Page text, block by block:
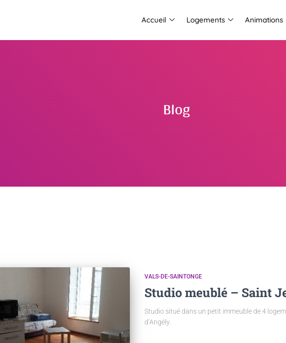
Accueil Logements Animations
Blog
VALS-DE-SAINTONGE
Studio meublé – Saint
Studio situé dans un petit immeuble de 4
d’Angély.